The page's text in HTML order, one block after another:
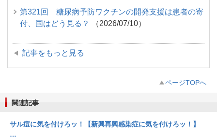
第321回 糖尿病予防ワクチンの開発支援は患者の寄
付、国はどう見る？
（2026/07/10）
記事をもっと見る
ページTOPへ
関連記事
サル痘に気を付けろッ！【新興再興感染症に気を付けろッ！】
…